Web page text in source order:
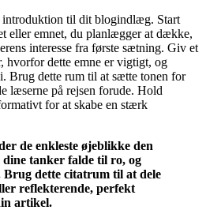
introduktion til dit blogindlæg. Start
eller emnet, du planlægger at dække,
interesse fra første sætning. Giv et
dette emne er vigtigt, og
Brug dette rum til at sætte tonen for
læserne på rejsen forude. Hold
for at skabe en stærk
de enkleste øjeblikke den
dine tanker falde til ro, og
dette citatrum til at dele
reflekterende, perfekt
artikel.